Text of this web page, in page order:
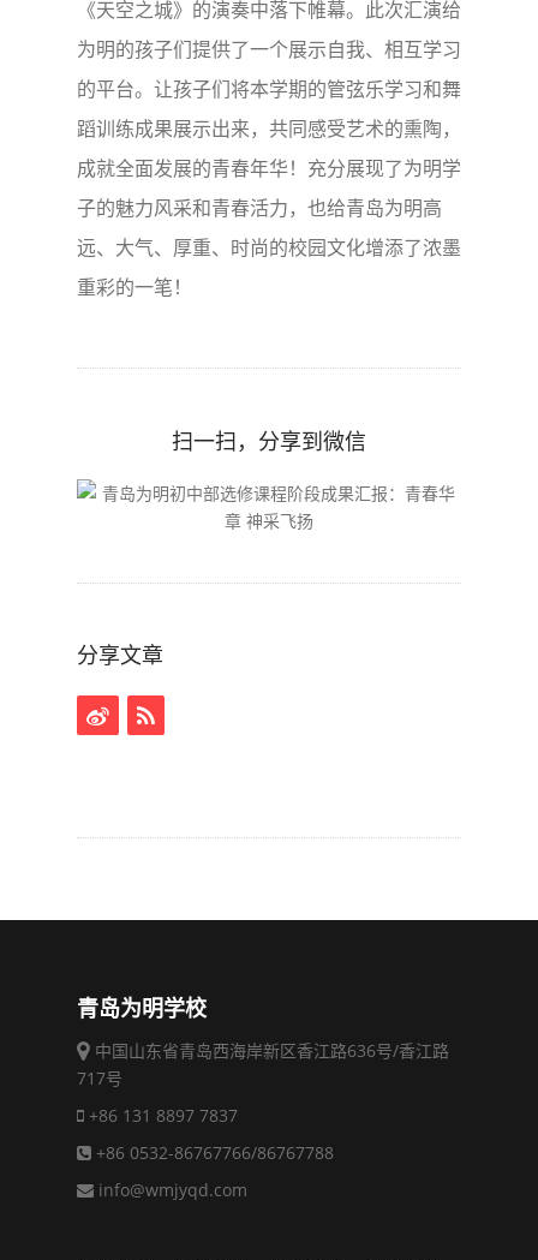
《天空之城》的演奏中落下帷幕。此次汇演给
为明的孩子们提供了一个展示自我、相互学习
的平台。让孩子们将本学期的管弦乐学习和舞
蹈训练成果展示出来，共同感受艺术的熏陶，
成就全面发展的青春年华！充分展现了为明学
子的魅力风采和青春活力，也给青岛为明高
远、大气、厚重、时尚的校园文化增添了浓墨
重彩的一笔！
扫一扫，分享到微信
分享文章
青岛为明学校
中国山东省青岛西海岸新区香江路636号/香江路
717号
+86 131 8897 7837
+86 0532-86767766/86767788
info@wmjyqd.com